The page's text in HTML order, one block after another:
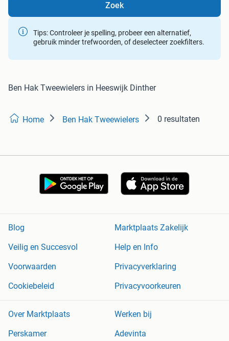
Zoek
Tips: Controleer je spelling, probeer een alternatief,
gebruik minder trefwoorden, of deselecteer zoekfilters.
Ben Hak Tweewielers in Heeswijk Dinther
Home Ben Hak Tweewielers 0 resultaten
Blog
Marktplaats Zakelijk
Veilig en Succesvol
Help en Info
Voorwaarden
Privacyverklaring
Cookiebeleid
Privacyvoorkeuren
Over Marktplaats
Werken bij
Perskamer
Adevinta